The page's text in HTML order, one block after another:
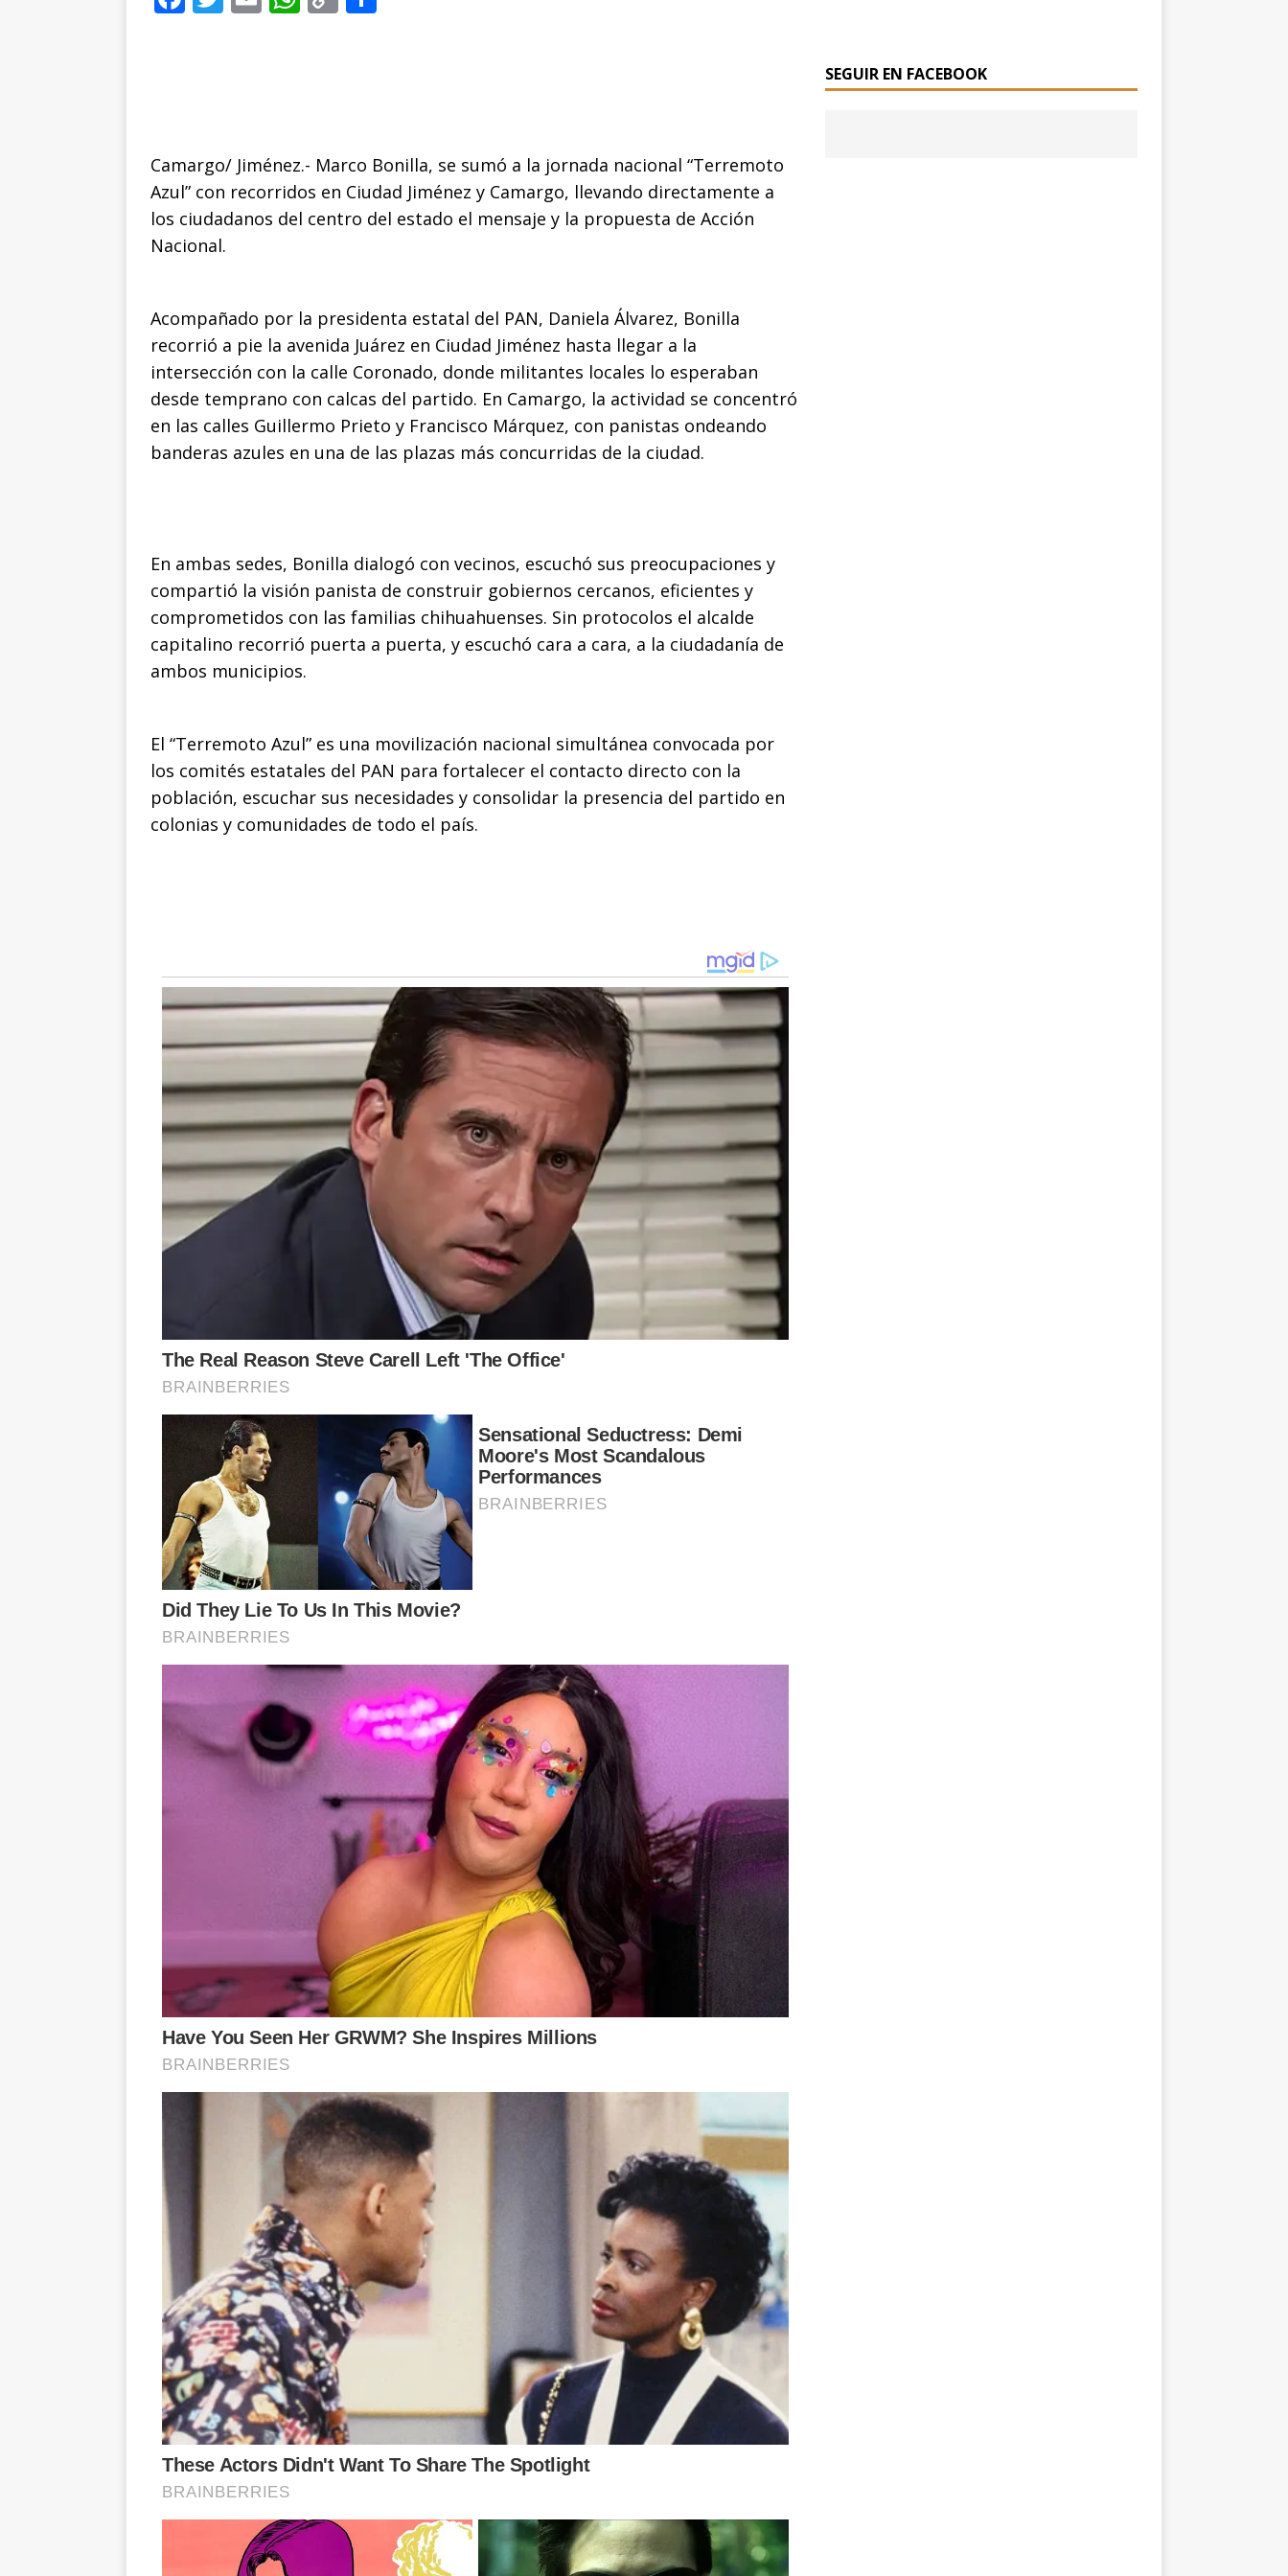
o
o
k
p
p
n
k
ti
r
Camargo/ Jiménez.- Marco Bonilla, se sumó a la jornada nacional “Terremoto
Azul” con recorridos en Ciudad Jiménez y Camargo, llevando directamente a
los ciudadanos del centro del estado el mensaje y la propuesta de Acción
Nacional.
Acompañado por la presidenta estatal del PAN, Daniela Álvarez, Bonilla
recorrió a pie la avenida Juárez en Ciudad Jiménez hasta llegar a la
intersección con la calle Coronado, donde militantes locales lo esperaban
desde temprano con calcas del partido. En Camargo, la actividad se concentró
en las calles Guillermo Prieto y Francisco Márquez, con panistas ondeando
banderas azules en una de las plazas más concurridas de la ciudad.
En ambas sedes, Bonilla dialogó con vecinos, escuchó sus preocupaciones y
compartió la visión panista de construir gobiernos cercanos, eficientes y
comprometidos con las familias chihuahuenses. Sin protocolos el alcalde
capitalino recorrió puerta a puerta, y escuchó cara a cara, a la ciudadanía de
ambos municipios.
El “Terremoto Azul” es una movilización nacional simultánea convocada por
los comités estatales del PAN para fortalecer el contacto directo con la
población, escuchar sus necesidades y consolidar la presencia del partido en
colonias y comunidades de todo el país.
SEGUIR EN FACEBOOK